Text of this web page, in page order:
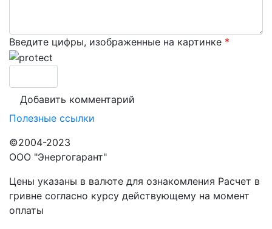
Введите цифры, изображенные на картинке *
Полезные ссылки
©2004-2023
ООО "Энергогарант"
Цены указаны в валюте для ознакомления Расчет в
гривне согласно курсу действующему на момент
оплаты